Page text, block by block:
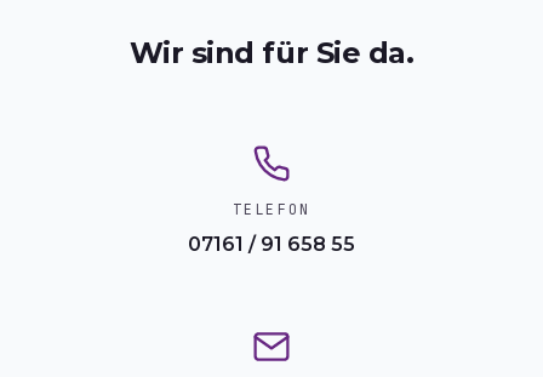
Wir sind für Sie da.
TELEFON
07161 / 91 658 55